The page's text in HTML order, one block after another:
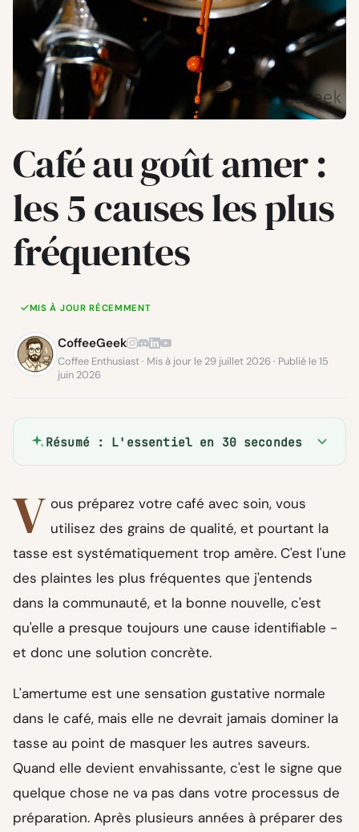
Café au goût amer :
les 5 causes les plus
fréquentes
MIS À JOUR RÉCEMMENT
CoffeeGeek
Coffee Enthusiast · Mis à jour le 29 juillet 2026 · Publié le 15
juin 2026
Résumé : L'essentiel en 30 secondes
V ous préparez votre café avec soin, vous
utilisez des grains de qualité, et pourtant la
tasse est systématiquement trop amère. C'est l'une
des plaintes les plus fréquentes que j'entends
dans la communauté, et la bonne nouvelle, c'est
qu'elle a presque toujours une cause identifiable -
et donc une solution concrète.
L'amertume est une sensation gustative normale
dans le café, mais elle ne devrait jamais dominer la
tasse au point de masquer les autres saveurs.
Quand elle devient envahissante, c'est le signe que
quelque chose ne va pas dans votre processus de
préparation. Après plusieurs années à préparer des